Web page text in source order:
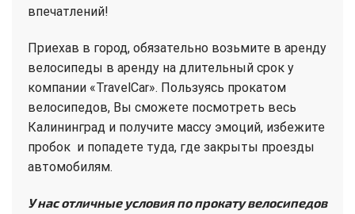
впечатлений!
Приехав в город, обязательно возьмите в аренду
велосипеды в аренду на длительный срок у
компании «TravelCar». Пользуясь прокатом
велосипедов, Вы сможете посмотреть весь
Калининград и получите массу эмоций, избежите
пробок и попадете туда, где закрыты проезды
автомобилям.
У нас отличные условия по прокату велосипедов